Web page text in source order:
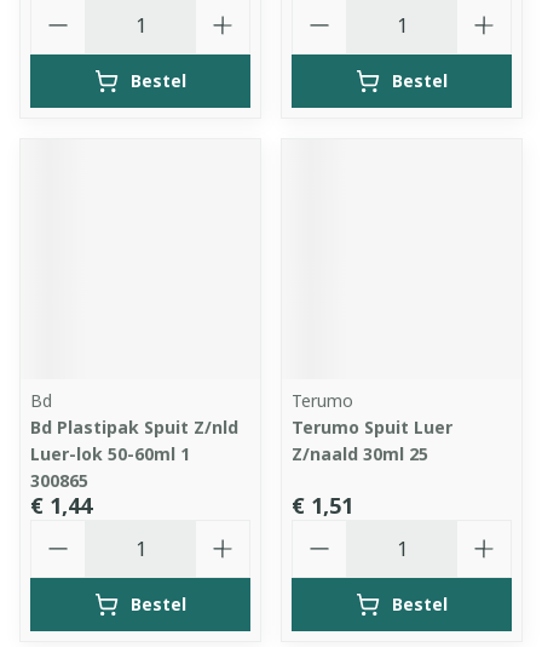
Bestel Bestel
Bd
Bd Plastipak Spuit Z/nld
Luer-lok 50-60ml 1
300865
€ 1,44
Bestel
Terumo
Terumo Spuit Luer
Z/naald 30ml 25
€ 1,51
Bestel